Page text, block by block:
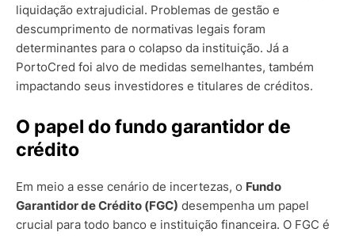
liquidação extrajudicial. Problemas de gestão e
descumprimento de normativas legais foram
determinantes para o colapso da instituição. Já a
PortoCred foi alvo de medidas semelhantes, também
impactando seus investidores e titulares de créditos.
O papel do fundo garantidor de
crédito
Em meio a esse cenário de incertezas, o Fundo
Garantidor de Crédito (FGC) desempenha um papel
crucial para todo banco e instituição financeira. O FGC é